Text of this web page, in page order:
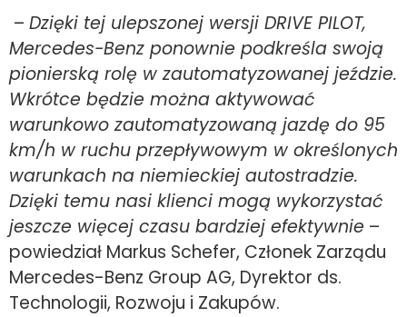
– Dzięki tej ulepszonej wersji DRIVE PILOT,
Mercedes-Benz ponownie podkreśla swoją
pionierską rolę w zautomatyzowanej jeździe.
Wkrótce będzie można aktywować
warunkowo zautomatyzowaną jazdę do 95
km/h w ruchu przepływowym w określonych
warunkach na niemieckiej autostradzie.
Dzięki temu nasi klienci mogą wykorzystać
jeszcze więcej czasu bardziej efektywnie –
powiedział Markus Schefer, Członek Zarządu
Mercedes-Benz Group AG, Dyrektor ds.
Technologii, Rozwoju i Zakupów.